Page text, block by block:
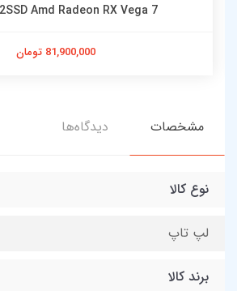
Amd Radeon RX Vega 7
81,900,000 تومان
مشخصات دیدگاه‌ها
نوع کالا
لپ تاپ
برند کالا